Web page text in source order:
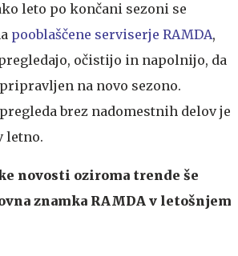
leto po končani sezoni se
pooblaščene serviserje RAMDA,
očistijo in napolnijo, da
na novo sezono.
brez nadomestnih delov je
letno.
novosti oziroma trende še
znamka RAMDA v letošnjem